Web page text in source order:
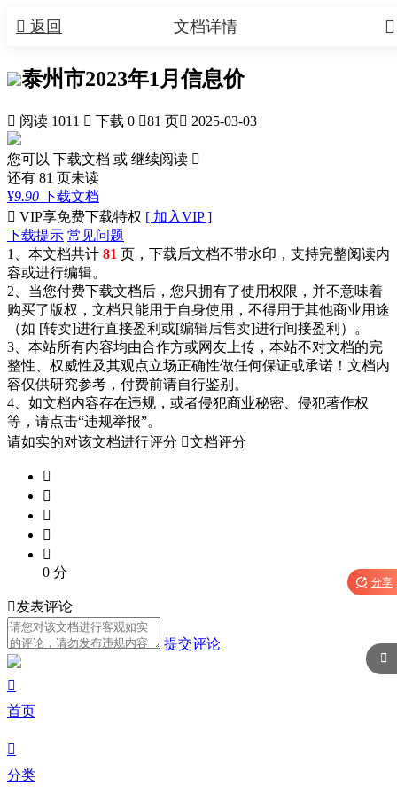
 返回 
文档详情
泰州市2023年1月信息价
 阅读 1011  下载 0 81 页 2025-03-03
您可以 下载文档 或 继续阅读 
还有 81 页未读
¥9.90 下载文档
 VIP享免费下载特权 [ 加入VIP ]
下载提示 常见问题
1、本文档共计 81 页，下载后文档不带水印，支持完整阅读内
容或进行编辑。
2、当您付费下载文档后，您只拥有了使用权限，并不意味着
购买了版权，文档只能用于自身使用，不得用于其他商业用途
（如 [转卖]进行直接盈利或[编辑后售卖]进行间接盈利）。
3、本站所有内容均由合作方或网友上传，本站不对文档的完
整性、权威性及其观点立场正确性做任何保证或承诺！文档内
容仅供研究参考，付费前请自行鉴别。
4、如文档内容存在违规，或者侵犯商业秘密、侵犯著作权
等，请点击“违规举报”。
请如实的对该文档进行评分 文档评分





0 分
发表评论
提交评论
 分享


首页

分类